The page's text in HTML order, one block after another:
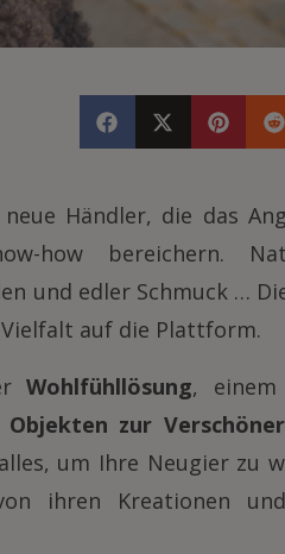
neue Händler, die das
how bereichern.
und edler Schmuck …
auf die Plattform.
Wohlfühllösung, einem
zur
um Ihre Neugier zu
ihren Kreationen